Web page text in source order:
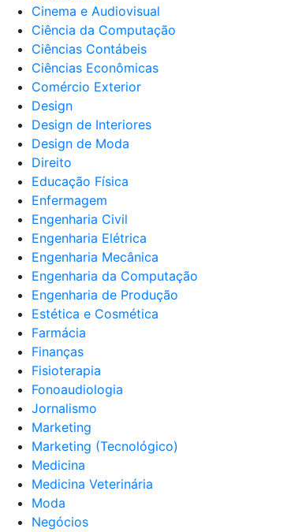
Cinema e Audiovisual
Ciência da Computação
Ciências Contábeis
Ciências Econômicas
Comércio Exterior
Design
Design de Interiores
Design de Moda
Direito
Educação Física
Enfermagem
Engenharia Civil
Engenharia Elétrica
Engenharia Mecânica
Engenharia da Computação
Engenharia de Produção
Estética e Cosmética
Farmácia
Finanças
Fisioterapia
Fonoaudiologia
Jornalismo
Marketing
Marketing (Tecnológico)
Medicina
Medicina Veterinária
Moda
Negócios